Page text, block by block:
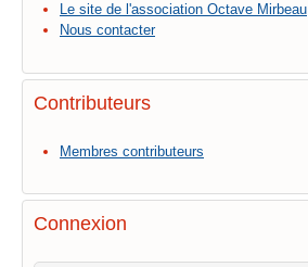
Le site de l'association Octave Mirbeau
Nous contacter
Contributeurs
Membres contributeurs
Connexion